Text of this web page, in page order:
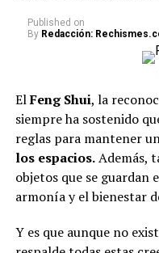
Published on
By Redacción:
ElFeng Shui, la
siempre ha sostenido
reglas para mantener
los espacios.Además,
objetos que se guardan
armonía y el bienestar
Y es que aunque no